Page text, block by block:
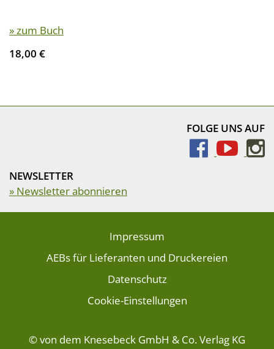
» zum Buch
18,00 €
FOLGE UNS AUF
NEWSLETTER
» Newsletter abonnieren
Impressum
AEBs für Lieferanten und Druckereien
Datenschutz
Cookie-Einstellungen
© von dem Knesebeck GmbH & Co. Verlag KG